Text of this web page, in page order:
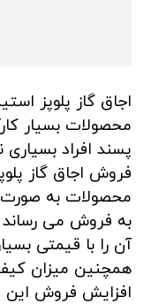
اجاق گاز پلوپز
محصولات بسیار
پسند افراد
فروش اجاق گاز
محصولات به صورت
به فروش می رساند
آن را با قیمتی
همچنین میزان
افزایش فروش